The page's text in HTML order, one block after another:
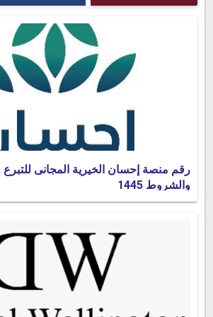
رقم منصة إحسان الخيرية المجانى
والشروط 1445